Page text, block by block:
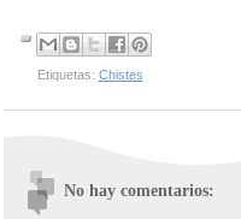
Etiquetas: Chistes
No hay comentarios: